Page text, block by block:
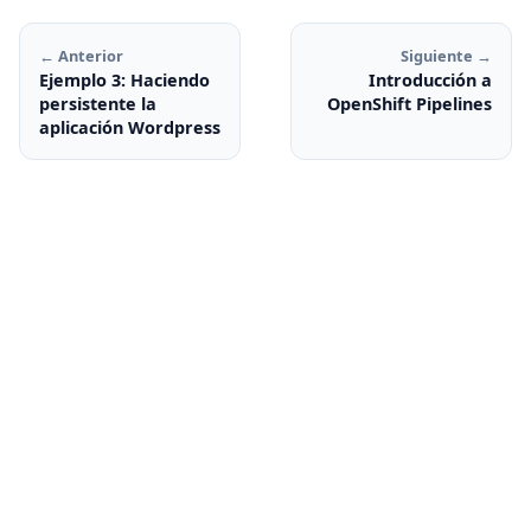
← Anterior
Ejemplo 3: Haciendo
persistente la
aplicación Wordpress
Siguiente →
Introducción a
OpenShift Pipelines